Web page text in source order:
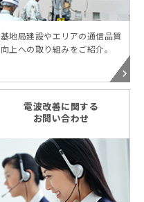
基地局建設やエリアの通信品質
向上への取り組みをご紹介。
電波改善に関する
お問い合わせ